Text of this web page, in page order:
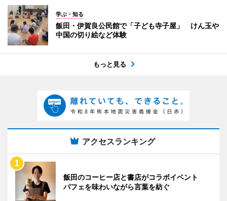
学ぶ・知る
飯田・伊賀良公民館で「子ども寺子屋」 けん玉や
中国の切り絵など体験
もっと見る
アクセスランキング
飯田のコーヒー店と書店がコラボイベント
パフェを味わいながら言葉を紡ぐ